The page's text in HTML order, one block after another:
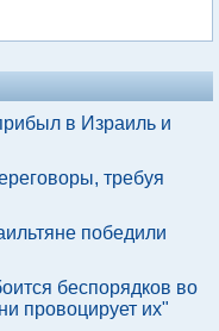
в Израиль и
требуя
победили
беспорядков во
провоцирует их"